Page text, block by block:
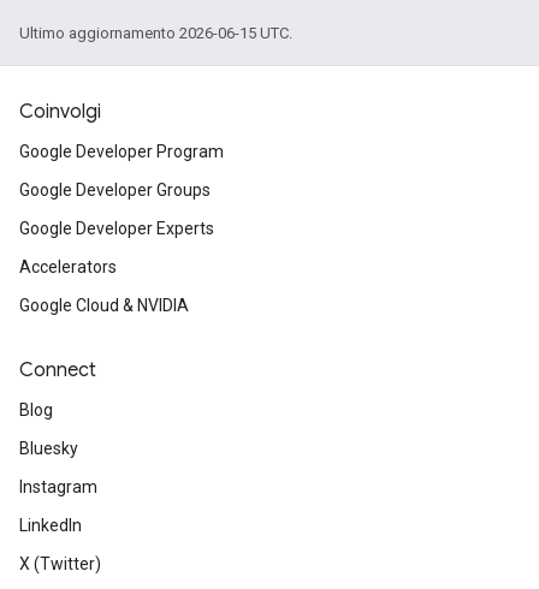
Ultimo aggiornamento 2026-06-15 UTC.
Coinvolgi
Google Developer Program
Google Developer Groups
Google Developer Experts
Accelerators
Google Cloud & NVIDIA
Connect
Blog
Bluesky
Instagram
LinkedIn
X (Twitter)